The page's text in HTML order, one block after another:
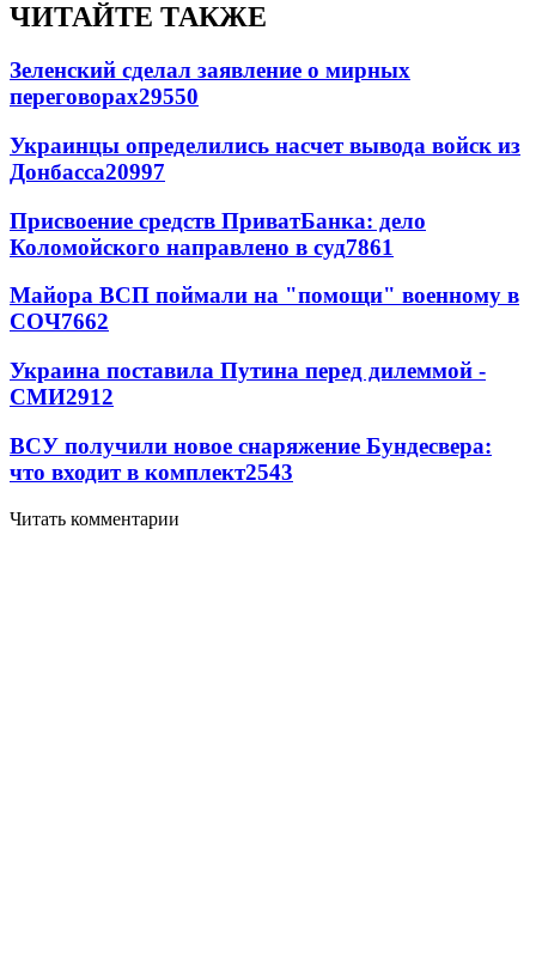
ЧИТАЙТЕ ТАКЖЕ
Зеленский сделал заявление о мирных
переговорах29550
Украинцы определились насчет вывода войск из
Донбасса20997
Присвоение средств ПриватБанка: дело
Коломойского направлено в суд7861
Майора ВСП поймали на "помощи" военному в
СОЧ7662
Украина поставила Путина перед дилеммой -
СМИ2912
ВСУ получили новое снаряжение Бундесвера:
что входит в комплект2543
Читать комментарии